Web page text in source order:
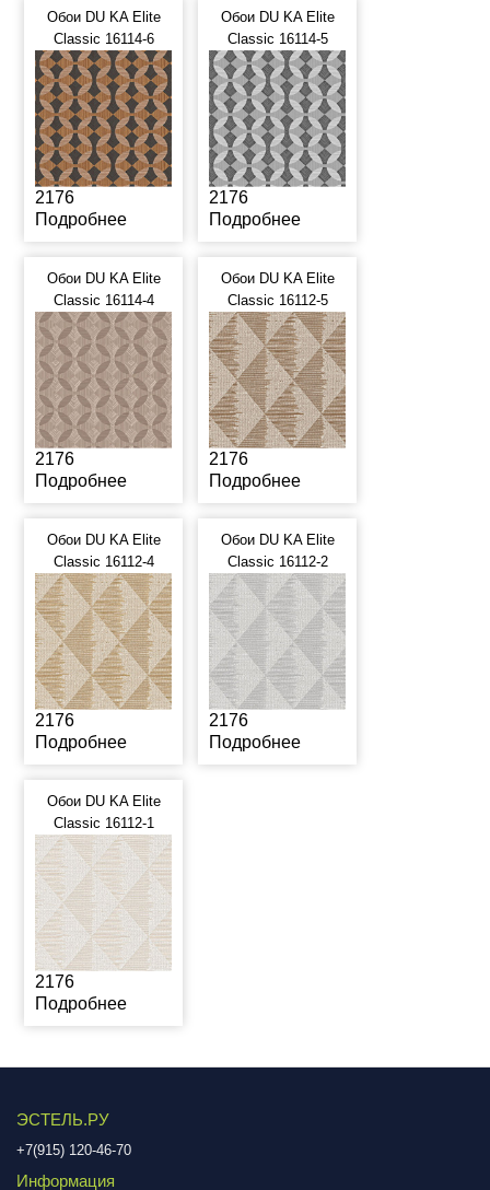
Обои DU KA Elite
Classic 16114-6
2176
Подробнее
Обои DU KA Elite
Classic 16114-5
2176
Подробнее
Обои DU KA Elite
Classic 16114-4
2176
Подробнее
Обои DU KA Elite
Classic 16112-5
2176
Подробнее
Обои DU KA Elite
Classic 16112-4
2176
Подробнее
Обои DU KA Elite
Classic 16112-2
2176
Подробнее
Обои DU KA Elite
Classic 16112-1
2176
Подробнее
ЭСТЕЛЬ.РУ
+7(915) 120-46-70
Информация